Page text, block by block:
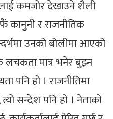
कमजोर देखाउने शैली
र राजनीतिक
उनको बोलीमा आएको
लचकता मात्र भनेर बुझ्न
पनि हो । राजनीतिमा
सन्देश पनि हो । नेताको